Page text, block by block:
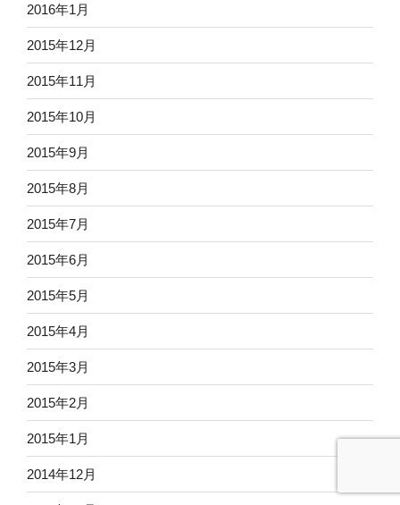
2016年1月
2015年12月
2015年11月
2015年10月
2015年9月
2015年8月
2015年7月
2015年6月
2015年5月
2015年4月
2015年3月
2015年2月
2015年1月
2014年12月